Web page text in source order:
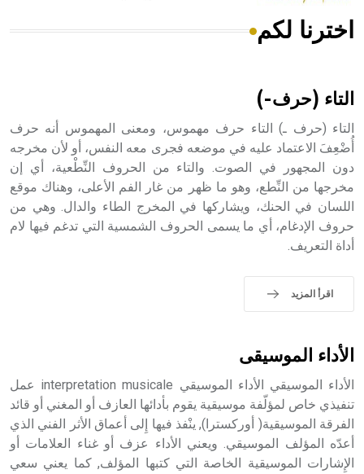
هل تعلم أن الأبسيد كلمة فرنسية اللفظ تم اعتمادها مصطلحاً
- هل تعلم أن أبجر Abgar اسم معروف جيداً يعود إلى عدد من
الملوك الذين حكموا مدينة إديسا (الرها) من أبجر الأول وحتى
التاسع، وهم ينتسبون إلى أسرة أوسروين
اخترنا لكم
التاء (حرف-)
التاء (حرف ـ) التاء حرف مهموس، ومعنى المهموس أنه حرف
أُضْعِفَ الاعتماد عليه في موضعه فجرى معه النفس، أو لأن مخرجه
دون المجهور في الصوت. والتاء من الحروف النِّطْعية، أي إن
مخرجها من النِّطع، وهو ما ظهر من غار الفم الأعلى، وهناك موقع
اللسان في الحنك، ويشاركها في المخرج الطاء والدال. وهي من
حروف الإدغام، أي ما يسمى الحروف الشمسية التي تدغم فيها لام
أداة التعريف.
اقرأ المزيد
الأداء الموسيقى
الأداء الموسيقي الأداء الموسيقي interpretation musicale عمل
تنفيذي خاص لمؤلّفة موسيقية يقوم بأدائها العازف أو المغني أو قائد
الفرقة الموسيقية( أوركسترا), ينْفذ فيها إِلى أعماق الأثر الفني الذي
أعدّه المؤلف الموسيقي. ويعني الأداء عزف أو غناء العلامات أو
الإِشارات الموسيقية الخاصة التي كتبها المؤلف, كما يعني سعي